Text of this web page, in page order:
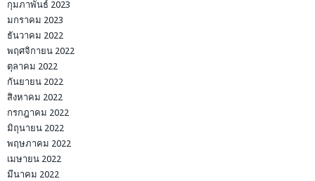
กุมภาพันธ์ 2023
มกราคม 2023
ธันวาคม 2022
พฤศจิกายน 2022
ตุลาคม 2022
กันยายน 2022
สิงหาคม 2022
กรกฎาคม 2022
มิถุนายน 2022
พฤษภาคม 2022
เมษายน 2022
มีนาคม 2022